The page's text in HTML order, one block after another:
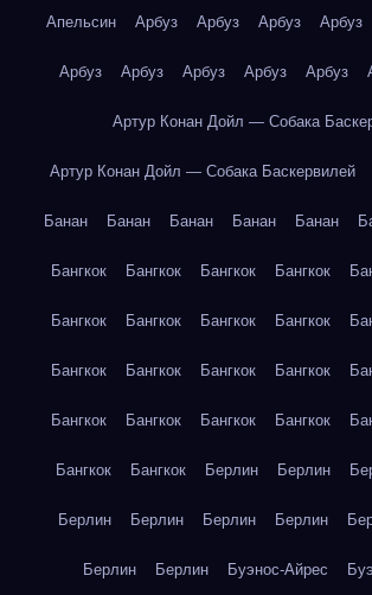
Апельсин Арбуз Арбуз Арбуз Арбуз
Арбуз Арбуз Арбуз Арбуз Арбуз
Артур Конан Дойл — Собака
Артур Конан Дойл — Собака Баскервилей
Банан Банан Банан Банан Банан
Бангкок Бангкок Бангкок Бангкок
Бангкок Бангкок Бангкок Бангкок
Бангкок Бангкок Бангкок Бангкок
Бангкок Бангкок Бангкок Бангкок
Бангкок Бангкок Берлин Берлин
Берлин Берлин Берлин Берлин
Берлин Берлин Буэнос-Айрес